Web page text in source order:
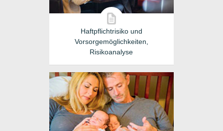
Haftpflichtrisiko und
Vorsorgemöglichkeiten,
Risikoanalyse